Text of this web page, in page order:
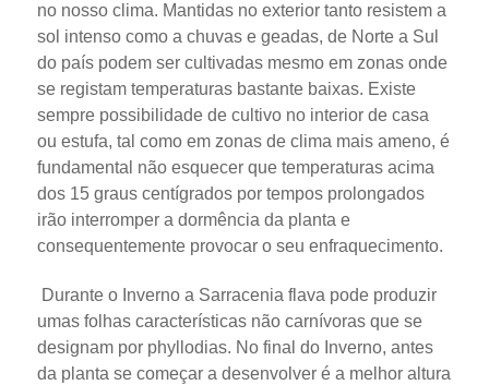
no nosso clima. Mantidas no exterior tanto resistem a
sol intenso como a chuvas e geadas, de Norte a Sul
do país podem ser cultivadas mesmo em zonas onde
se registam temperaturas bastante baixas. Existe
sempre possibilidade de cultivo no interior de casa
ou estufa, tal como em zonas de clima mais ameno, é
fundamental não esquecer que temperaturas acima
dos 15 graus centígrados por tempos prolongados
irão interromper a dormência da planta e
consequentemente provocar o seu enfraquecimento.
Durante o Inverno a Sarracenia flava pode produzir
umas folhas características não carnívoras que se
designam por phyllodias. No final do Inverno, antes
da planta se começar a desenvolver é a melhor altura